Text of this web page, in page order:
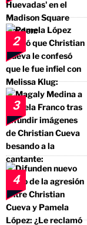
2
3
4